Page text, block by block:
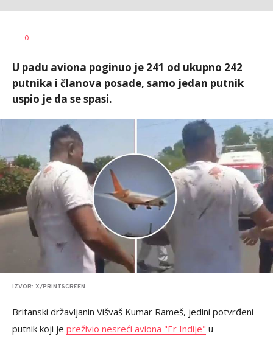
AUTOR
0
U padu aviona poginuo je 241 od ukupno 242
putnika i članova posade, samo jedan putnik
uspio je da se spasi.
IZVOR: X/PRINTSCREEN
Britanski državljanin Višvaš Kumar Rameš, jedini potvrđeni
putnik koji je preživio nesreći aviona "Er Indije" u